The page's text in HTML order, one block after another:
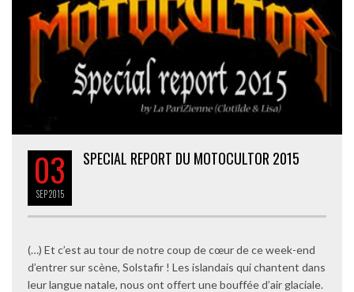
03
SEP2015
SPECIAL REPORT DU MOTOCULTOR 2015
(…) Et c’est au tour de notre coup de cœur de ce week-end
d’entrer sur scène, Solstafir ! Les islandais qui chantent dans
leur langue natale, nous ont offert une bouffée d’air glaciale.